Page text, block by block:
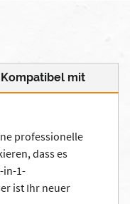
Kompatibel mit
professionelle
dass es
in-1-
ist Ihr neuer